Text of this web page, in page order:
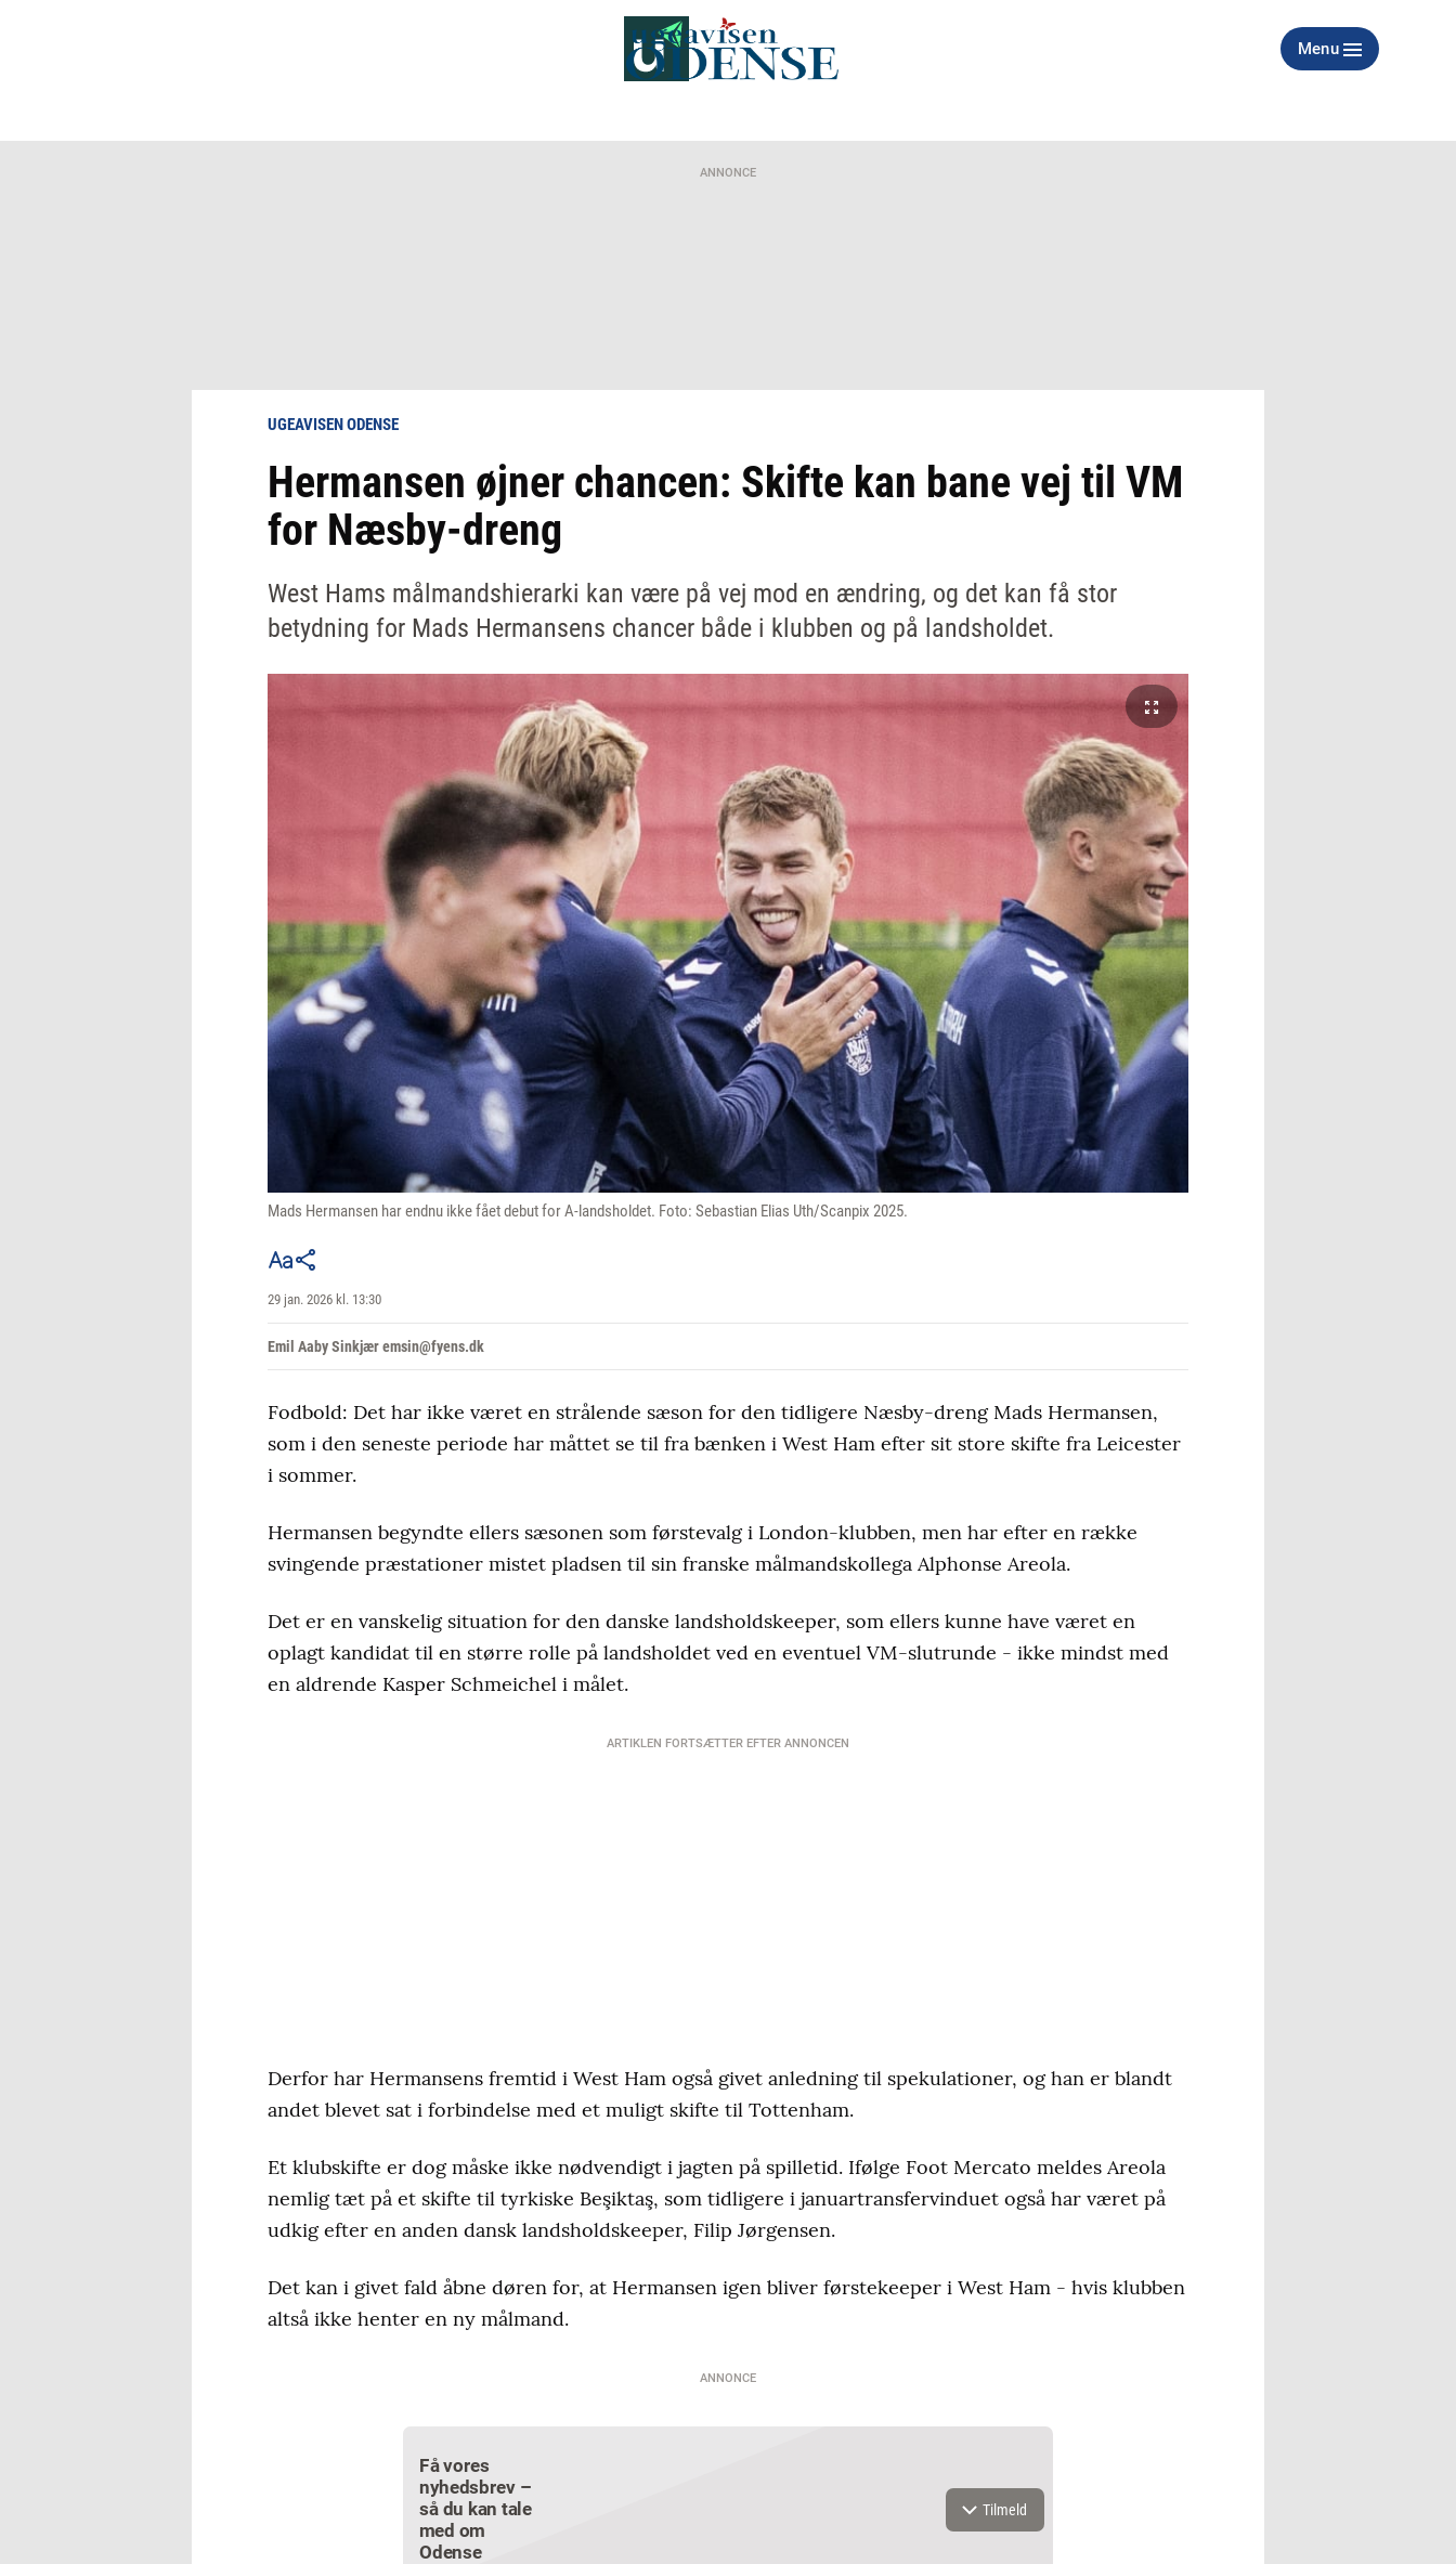
Menu
ANNONCE
UGEAVISEN ODENSE
Hermansen øjner chancen: Skifte kan bane vej til VM
for Næsby-dreng
West Hams målmandshierarki kan være på vej mod en ændring, og det kan få stor
betydning for Mads Hermansens chancer både i klubben og på landsholdet.
Mads Hermansen har endnu ikke fået debut for A-landsholdet. Foto: Sebastian Elias Uth/Scanpix 2025.
29 jan. 2026 kl. 13:30
Emil Aaby Sinkjær emsin@fyens.dk
Fodbold: Det har ikke været en strålende sæson for den tidligere Næsby-dreng Mads Hermansen,
som i den seneste periode har måttet se til fra bænken i West Ham efter sit store skifte fra Leicester
i sommer.
Hermansen begyndte ellers sæsonen som førstevalg i London-klubben, men har efter en række
svingende præstationer mistet pladsen til sin franske målmandskollega Alphonse Areola.
Det er en vanskelig situation for den danske landsholdskeeper, som ellers kunne have været en
oplagt kandidat til en større rolle på landsholdet ved en eventuel VM-slutrunde - ikke mindst med
en aldrende Kasper Schmeichel i målet.
ARTIKLEN FORTSÆTTER EFTER ANNONCEN
Derfor har Hermansens fremtid i West Ham også givet anledning til spekulationer, og han er blandt
andet blevet sat i forbindelse med et muligt skifte til Tottenham.
Et klubskifte er dog måske ikke nødvendigt i jagten på spilletid. Ifølge Foot Mercato meldes Areola
nemlig tæt på et skifte til tyrkiske Beşiktaş, som tidligere i januartransfervinduet også har været på
udkig efter en anden dansk landsholdskeeper, Filip Jørgensen.
Det kan i givet fald åbne døren for, at Hermansen igen bliver førstekeeper i West Ham - hvis klubben
altså ikke henter en ny målmand.
ANNONCE
Få vores
nyhedsbrev –
så du kan tale
med om
Odense
Tilmeld